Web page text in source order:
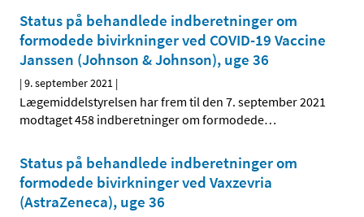
Status på behandlede indberetninger om
formodede bivirkninger ved COVID-19 Vaccine
Janssen (Johnson & Johnson), uge 36
|9. september 2021 |
Lægemiddelstyrelsen har frem til den 7. september 2021
modtaget 458 indberetninger om formodede…
Status på behandlede indberetninger om
formodede bivirkninger ved Vaxzevria
(AstraZeneca), uge 36